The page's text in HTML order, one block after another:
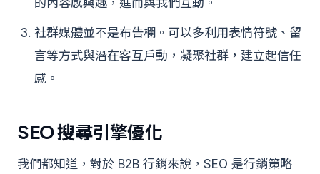
的內容感興趣，進而與我們互動。
社群媒體並不是布告欄。可以多利用表情符號、留
言等方式與潛在客互戶動，凝聚社群，建立起信任
感。
SEO 搜尋引擎優化
我們都知道，對於 B2B 行銷來說，SEO 是行銷策略